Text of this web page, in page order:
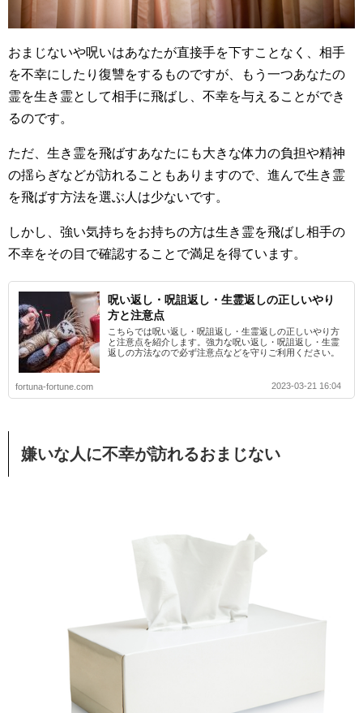
おまじないや呪いはあなたが直接手を下すことなく、相手
を不幸にしたり復讐をするものですが、もう一つあなたの
霊を生き霊として相手に飛ばし、不幸を与えることができ
るのです。
ただ、生き霊を飛ばすあなたにも大きな体力の負担や精神
の揺らぎなどが訪れることもありますので、進んで生き霊
を飛ばす方法を選ぶ人は少ないです。
しかし、強い気持ちをお持ちの方は生き霊を飛ばし相手の
不幸をその目で確認することで満足を得ています。
呪い返し・呪詛返し・生霊返しの正しいやり
方と注意点
こちらでは呪い返し・呪詛返し・生霊返しの正しいやり方
と注意点を紹介します。強力な呪い返し・呪詛返し・生霊
返しの方法なので必ず注意点などを守りご利用ください。
fortuna-fortune.com 2023-03-21 16:04
嫌いな人に不幸が訪れるおまじない